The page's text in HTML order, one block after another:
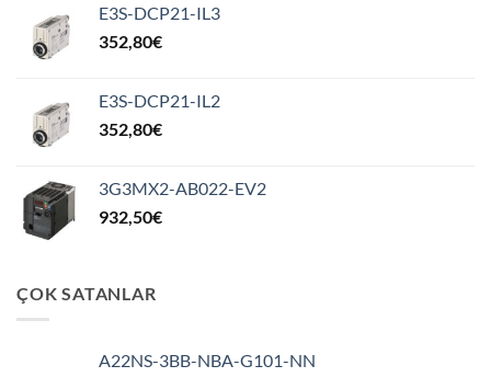
E3S-DCP21-IL3
352,80€
E3S-DCP21-IL2
352,80€
3G3MX2-AB022-EV2
932,50€
ÇOK SATANLAR
A22NS-3BB-NBA-G101-NN